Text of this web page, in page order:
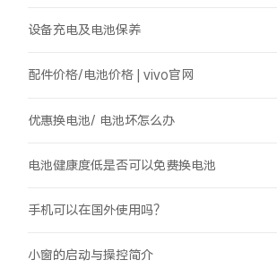
设备充电及电池保养
配件价格/电池价格 | vivo官网
优惠换电池/ 电池坏怎么办
电池健康度低是否可以免费换电池
手机可以在国外使用吗？
小窗的启动与操控简介